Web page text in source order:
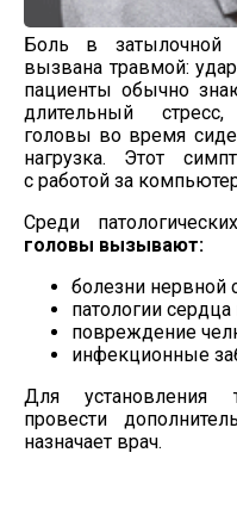
Боль в
вызвана травмой:
пациенты обычно
длительный
головы во время
нагрузка. Этот
с работой за
Среди
головы вызывают:
болезни нервной
патологии
повреждение
инфекционные
Для установления
провести
назначает врач.